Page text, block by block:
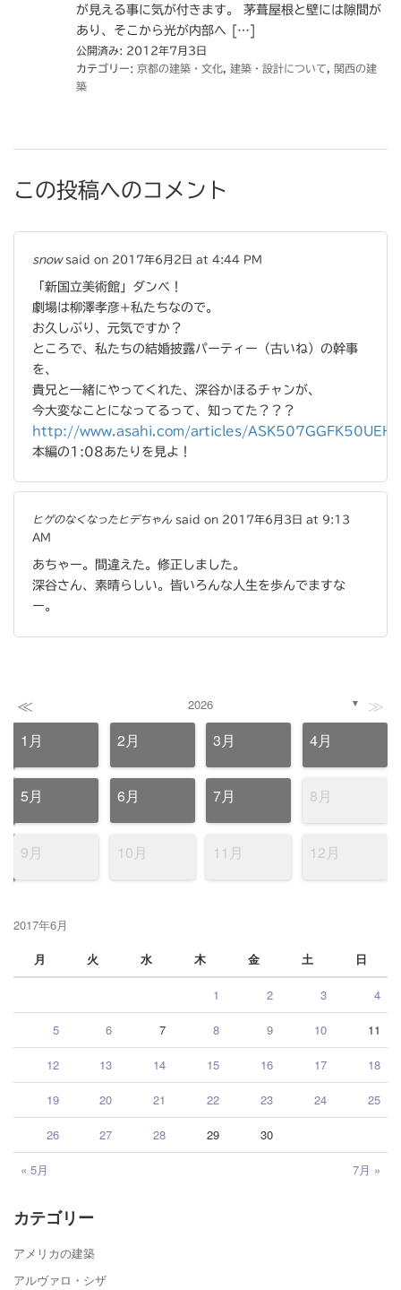
が見える事に気が付きます。 茅葺屋根と壁には隙間が
あり、そこから光が内部へ […]
公開済み: 2012年7月3日
カテゴリー: 京都の建築・文化 建築・設計について
関西の建
築
この投稿へのコメント
snowsaid on 2017年6月2日 at 4:44 PM
「新国立美術館」ダンベ！
劇場は柳澤孝彦+私たちなので。
お久しぶり、元気ですか？
ところで、私たちの結婚披露パーティー（古いね）の幹事
を、
貴兄と一緒にやってくれた、深谷かほるチャンが、
今大変なことになってるって、知ってた？？？
http://www.asahi.com/articles/
本編の1:08あたりを見よ！
ヒゲのなくなったヒデちゃん said on 2017年6月3日 at 9:13
AM
あちゃー。間違えた。修正しました。
深谷さん、素晴らしい。皆いろんな人生を歩んでますな
ー。
≪ 2026 ▼ ≫
1月 2月 3月 4月
5月 6月 7月 8月
9月 10月 11月 12月
2017年6月
月
火 水 木 金 土 日
« 5月 7月 »
1 2 3 4
5 6 7 8 9 10 11
12 13 14 15 16 17 18
19 20 21 22 23 24 25
26 27 28 29 30
カテゴリー
アメリカの建築
アルヴァロ・シザ